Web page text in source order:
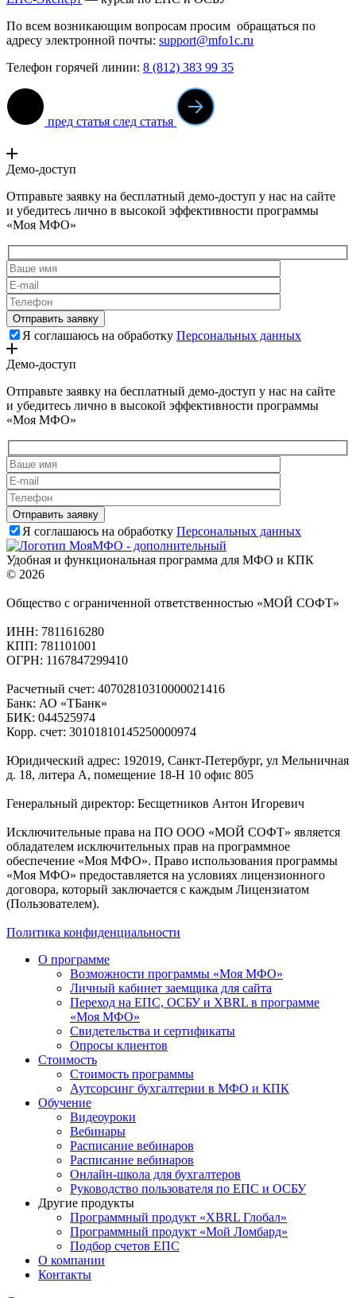
По всем возникающим вопросам просим обращаться по
адресу электронной почты: support@mfo1c.ru
Телефон горячей линии: 8 (812) 383 99 35
пред статья след статья
Демо-доступ
Отправьте заявку на бесплатный демо-доступ у нас на сайте
и убедитесь лично в высокой эффективности программы
«Моя МФО»
Я соглашаюсь на обработку Персональных данных
Демо-доступ
Отправьте заявку на бесплатный демо-доступ у нас на сайте
и убедитесь лично в высокой эффективности программы
«Моя МФО»
Я соглашаюсь на обработку Персональных данных
Удобная и функциональная программа для МФО и КПК
© 2026
Общество с ограниченной ответственностью «МОЙ СОФТ»
ИНН: 7811616280
КПП: 781101001
ОГРН: 1167847299410
Расчетный счет: 40702810310000021416
Банк: АО «ТБанк»
БИК: 044525974
Корр. счет: 30101810145250000974
Юридический адрес: 192019, Санкт-Петербург, ул Мельничная
д. 18, литера А, помещение 18-Н 10 офис 805
Генеральный директор: Бесщетников Антон Игоревич
Исключительные права на ПО ООО «МОЙ СОФТ» является
обладателем исключительных прав на программное
обеспечение «Моя МФО». Право использования программы
«Моя МФО» предоставляется на условиях лицензионного
договора, который заключается с каждым Лицензиатом
(Пользователем).
Политика конфиденциальности
О программе
Возможности программы «Моя МФО»
Личный кабинет заемщика для сайта
Переход на ЕПС, ОСБУ и XBRL в программе
«Моя МФО»
Свидетельства и сертификаты
Опросы клиентов
Стоимость
Стоимость программы
Аутсорсинг бухгалтерии в МФО и КПК
Обучение
Видеоуроки
Вебинары
Расписание вебинаров
Расписание вебинаров
Онлайн-школа для бухгалтеров
Руководство пользователя по ЕПС и ОСБУ
Другие продукты
Программный продукт «XBRL Глобал»
Программный продукт «Мой Ломбард»
Подбор счетов ЕПС
О компании
Контакты